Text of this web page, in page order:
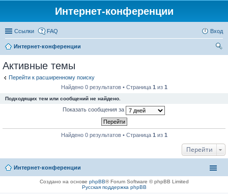
Интернет-конференции
Ссылки FAQ Вход
Интернет-конференции
Активные темы
Перейти к расширенному поиску
Найдено 0 результатов • Страница 1 из 1
Подходящих тем или сообщений не найдено.
Показать сообщения за
Найдено 0 результатов • Страница 1 из 1
Перейти
Интернет-конференции
Создано на основе phpBB® Forum Software © phpBB Limited
Русская поддержка phpBB